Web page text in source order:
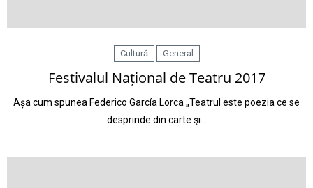
Cultură General
Festivalul Național de Teatru 2017
Așa cum spunea Federico García Lorca „Teatrul este poezia ce se
desprinde din carte şi…